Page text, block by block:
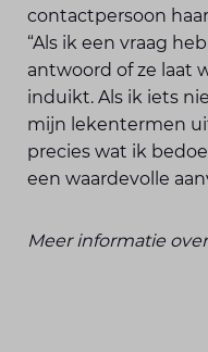
contactpersoon
“Als ik een vraag
antwoord of ze laat
induikt. Als ik iets
mijn lekentermen
precies wat ik
een waardevolle
Meer informatie